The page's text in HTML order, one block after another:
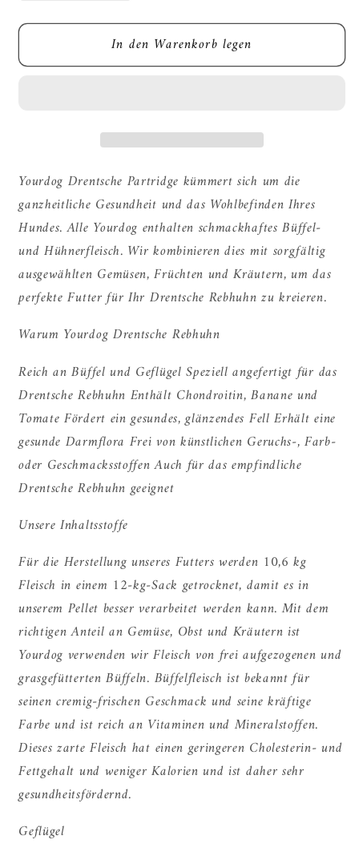
die
Menge
Yourdog
die
Menge
für
Yourdog
In den Warenkorb legen
Yourdog Drentsche Partridge kümmert sich um die
ganzheitliche Gesundheit und das Wohlbefinden Ihres
Hundes. Alle Yourdog enthalten schmackhaftes Büffel-
und Hühnerfleisch. Wir kombinieren dies mit sorgfältig
ausgewählten Gemüsen, Früchten und Kräutern, um das
perfekte Futter für Ihr Drentsche Rebhuhn zu kreieren.
Warum Yourdog Drentsche Rebhuhn
Reich an Büffel und Geflügel Speziell angefertigt für das
Drentsche Rebhuhn Enthält Chondroitin, Banane und
Tomate Fördert ein gesundes, glänzendes Fell Erhält eine
gesunde Darmflora Frei von künstlichen Geruchs-, Farb-
oder Geschmacksstoffen Auch für das empfindliche
Drentsche Rebhuhn geeignet
Unsere Inhaltsstoffe
Für die Herstellung unseres Futters werden 10,6 kg
Fleisch in einem 12-kg-Sack getrocknet, damit es in
unserem Pellet besser verarbeitet werden kann. Mit dem
richtigen Anteil an Gemüse, Obst und Kräutern ist
Yourdog verwenden wir Fleisch von frei aufgezogenen und
grasgefütterten Büffeln. Büffelfleisch ist bekannt für
seinen cremig-frischen Geschmack und seine kräftige
Farbe und ist reich an Vitaminen und Mineralstoffen.
Dieses zarte Fleisch hat einen geringeren Cholesterin- und
Fettgehalt und weniger Kalorien und ist daher sehr
gesundheitsfördernd.
Geflügel